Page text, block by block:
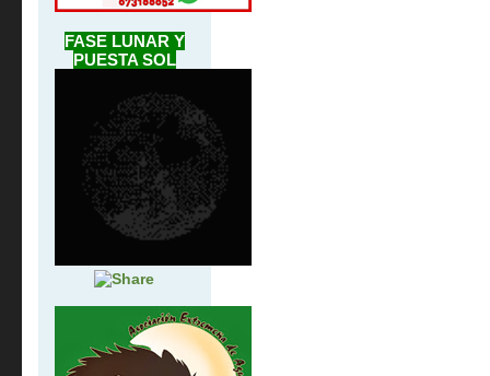
FASE LUNAR Y
PUESTA SOL